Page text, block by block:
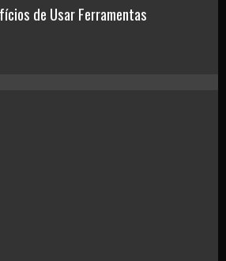
de Usar Ferramentas